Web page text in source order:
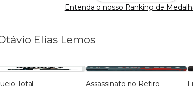
Entenda o nosso Ranking de
Elias Lemos
Total
Assassinato no Retiro